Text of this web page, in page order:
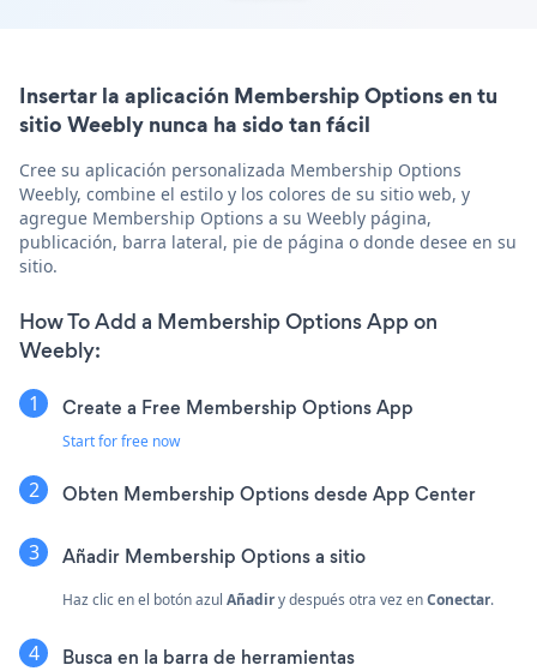
Insertar la aplicación Membership Options en tu
sitio Weebly nunca ha sido tan fácil
Cree su aplicación personalizada Membership Options
Weebly, combine el estilo y los colores de su sitio web, y
agregue Membership Options a su Weebly página,
publicación, barra lateral, pie de página o donde desee en su
sitio.
How To Add a Membership Options App on
Weebly:
Create a Free Membership Options App
Start for free now
Obten Membership Options desde App Center
Añadir Membership Options a sitio
Haz clic en el botón azul Añadiry después otra vez enConectar.
Busca en la barra de herramientas